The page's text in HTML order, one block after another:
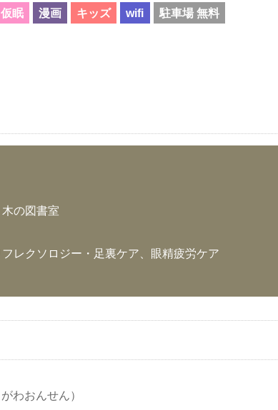
仮眠 漫画 キッズ wifi 駐車場 無料
の図書室
レクソロジー・足裏ケア、眼精疲労ケア
わおんせん）